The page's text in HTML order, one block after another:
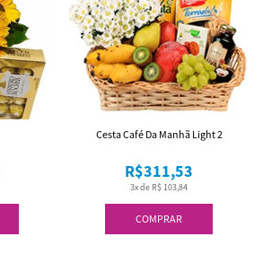
COMPRAR
3x de R$ 103,84
R$311,53
Cesta Café Da Manhã Light 2